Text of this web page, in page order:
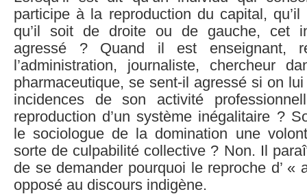
participe à la reproduction du capital,
qu’il soit de droite ou de gauche, cet
agressé ? Quand il est enseignant,
l’administration, journaliste, chercheur
pharmaceutique, se sent-il agressé si on
incidences de son activité
reproduction d’un système inégalitaire ?
le sociologue de la domination une
sorte de culpabilité collective ? Non. Il
de se demander pourquoi le reproche d’ «
opposé au discours indigène.